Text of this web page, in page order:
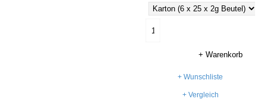
+ Warenkorb
+ Wunschliste
+ Vergleich